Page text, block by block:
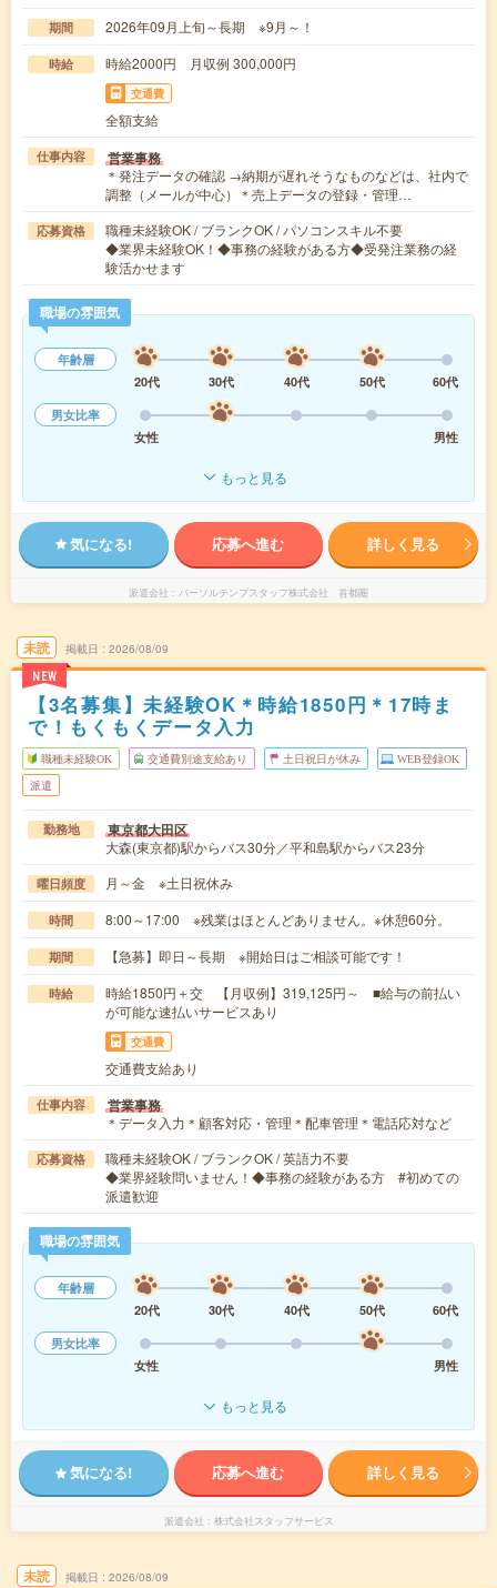
期間 2026年09月上旬～長期 ※9月～！
時給 時給2000円 月収例 300,000円
交通費
全額支給
仕事内容 営業事務
＊発注データの確認 →納期が遅れそうなものなどは、社内で
調整（メールが中心）＊売上データの登録・管理…
応募資格
職種未経験OK / ブランクOK / パソコンスキル不要
◆業界未経験OK！◆事務の経験がある方◆受発注業務の経
験活かせます
職場の雰囲気
年齢層
20代
30代 40代 50代
60代
男女比率
女性
男性
もっと見る
気になる! 応募へ進む 詳しく見る
派遣会社 パーソルテンプスタッフ株式会社 首都圏
未読
NEW
掲載日 2026/08/09
【3名募集】未経験OK＊時給1850円＊17時ま
で！もくもくデータ入力
職種未経験OK 交通費別途支給あり 土日祝日が休み WEB登録OK
派遣
勤務地 東京都大田区
大森(東京都)駅からバス30分／平和島駅からバス23分
曜日頻度 月～金 ※土日祝休み
時間 8:00～17:00 ※残業はほとんどありません。※休憩60分。
期間 【急募】即日～長期 ※開始日はご相談可能です！
時給
時給1850円＋交 【月収例】319,125円～ ■給与の前払い
が可能な速払いサービスあり
交通費
交通費支給あり
仕事内容 営業事務
＊データ入力＊顧客対応・管理＊配車管理＊電話応対など
応募資格
職種未経験OK / ブランクOK / 英語力不要
◆業界経験問いません！◆事務の経験がある方 #初めての
派遣歓迎
職場の雰囲気
年齢層
20代
30代 40代 50代
60代
男女比率
女性
男性
もっと見る
気になる! 応募へ進む 詳しく見る
派遣会社 株式会社スタッフサービス
未読 掲載日 2026/08/09